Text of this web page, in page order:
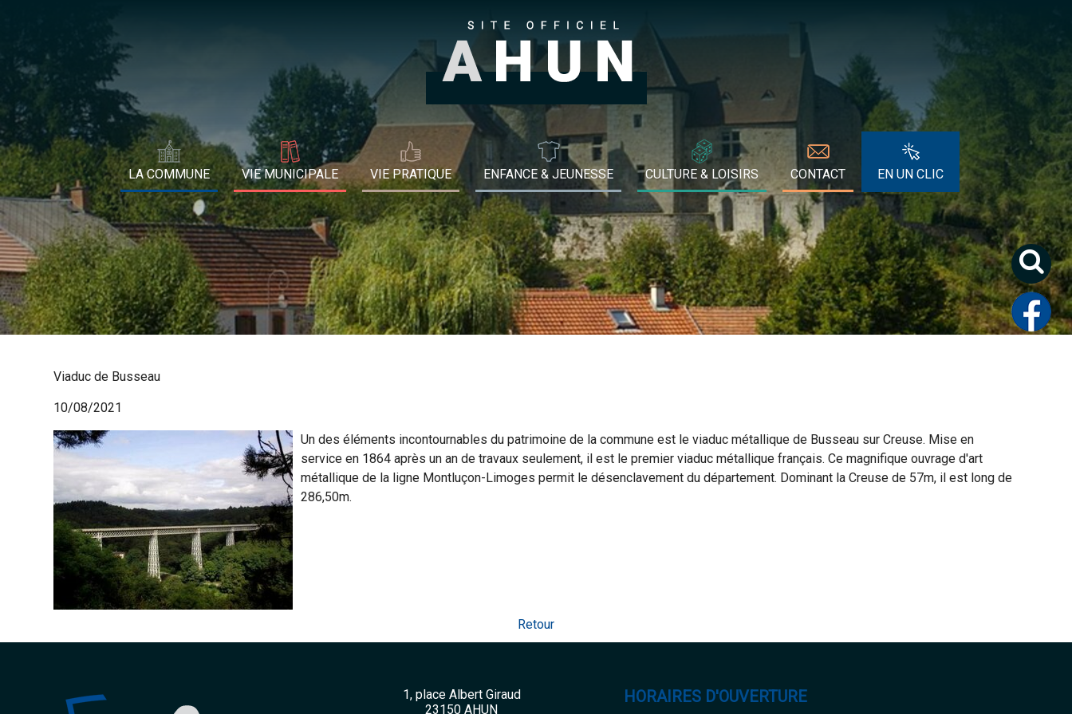
LA COMMUNE VIE MUNICIPALE VIE PRATIQUE ENFANCE & JEUNESSE CULTURE & LOISIRS CONTACT EN UN CLIC
Viaduc de Busseau
10/08/2021
Un des éléments incontournables du patrimoine de la commune est le viaduc métallique de Busseau sur Creuse. Mise en
service en 1864 après un an de travaux seulement, il est le premier viaduc métallique français. Ce magnifique ouvrage d'art
métallique de la ligne Montluçon-Limoges permit le désenclavement du département. Dominant la Creuse de 57m, il est long de
286,50m.
Retour
1, place Albert Giraud
23150 AHUN
HORAIRES D'OUVERTURE